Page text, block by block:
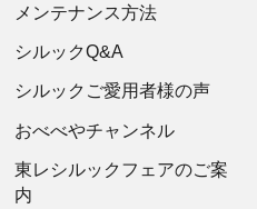
メンテナンス方法
シルックQ&A
シルックご愛用者様の声
おべべやチャンネル
東レシルックフェアのご案
内